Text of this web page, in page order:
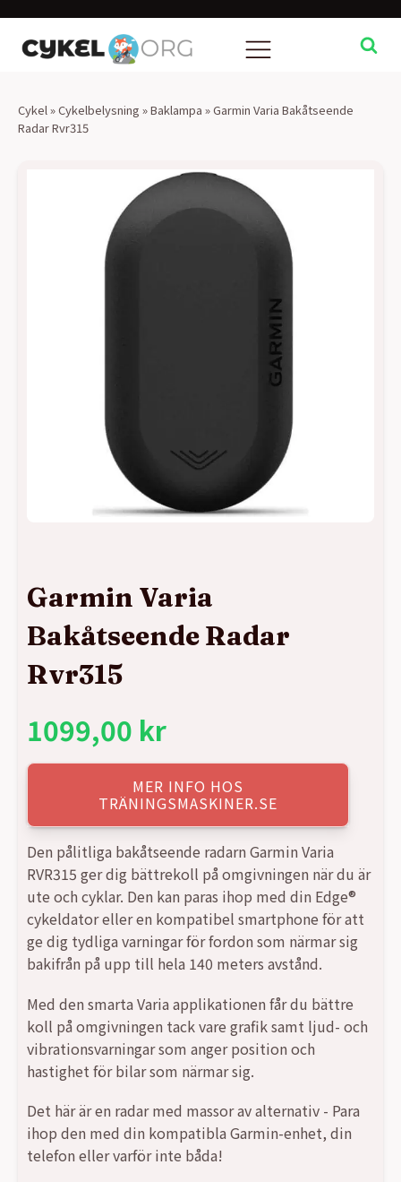
Cykel »Cykelbelysning »Baklampa »Garmin Varia Bakåtseende
Radar Rvr315
Garmin Varia
Bakåtseende Radar
Rvr315
1099,00 kr
MER INFO HOS
TRÄNINGSMASKINER.SE
Den pålitliga bakåtseende radarn Garmin Varia
RVR315 ger dig bättrekoll på omgivningen när du är
ute och cyklar. Den kan paras ihop med din Edge®
cykeldator eller en kompatibel smartphone för att
ge dig tydliga varningar för fordon som närmar sig
bakifrån på upp till hela 140 meters avstånd.
Med den smarta Varia applikationen får du bättre
koll på omgivningen tack vare grafik samt ljud- och
vibrationsvarningar som anger position och
hastighet för bilar som närmar sig.
Det här är en radar med massor av alternativ - Para
ihop den med din kompatibla Garmin-enhet, din
telefon eller varför inte båda!